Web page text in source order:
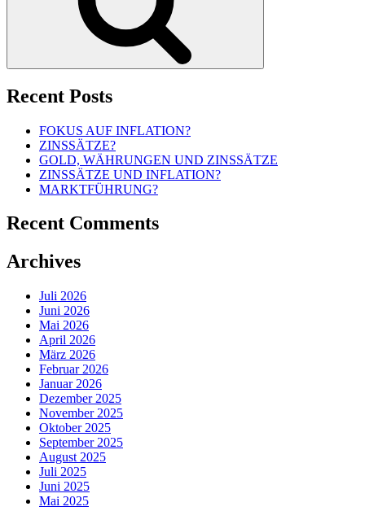
Recent Posts
FOKUS AUF INFLATION?
ZINSSÄTZE?
GOLD, WÄHRUNGEN UND ZINSSÄTZE
ZINSSÄTZE UND INFLATION?
MARKTFÜHRUNG?
Recent Comments
Archives
Juli 2026
Juni 2026
Mai 2026
April 2026
März 2026
Februar 2026
Januar 2026
Dezember 2025
November 2025
Oktober 2025
September 2025
August 2025
Juli 2025
Juni 2025
Mai 2025